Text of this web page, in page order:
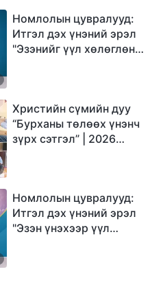
Номлолын цувралууд:
Итгэл дэх үнэний эрэл
"Эзэнийг үүл хөлөглөн
Христийн сүмийн дуу
“Бурханы төлөөх үнэнч
зүрх сэтгэл” | 2026
Номлолын цувралууд:
Итгэл дэх үнэний эрэл
"Эзэн үнэхээр үүл